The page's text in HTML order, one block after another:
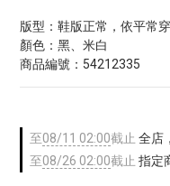
版型：鞋版正常，依平常
顏色：黑、米白
商品編號：54212335
至08/11 02:00截止 全店
至08/26 02:00截止 指定